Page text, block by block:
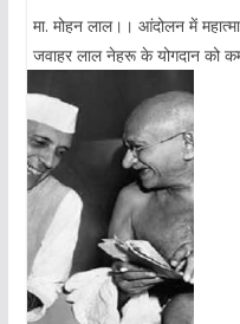
मा. मोहन लाल।। आंदोलन में
जवाहर लाल नेहरू के योगदान को